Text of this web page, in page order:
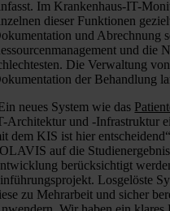
Im Krankenhaus-IT-
dieser Funktionen
und Abrechnung
und die
Die Verwaltung
der Behandlung
neues System wie das
Architektur und -Infrastruktur
dem KIS ist hier
auf die
berücksichtigt
Losgelöste
zu Mehrarbeit und sicher